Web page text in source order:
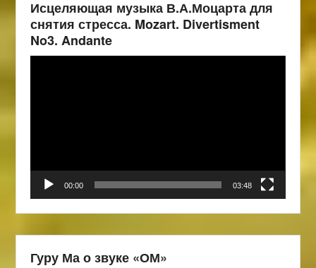
Исцеляющая музыка В.А.Моцарта для
снятия стресса. Mozart. Divertisment
No3. Andante
00:00 03:48
Гуру Ма о звуке «ОМ»